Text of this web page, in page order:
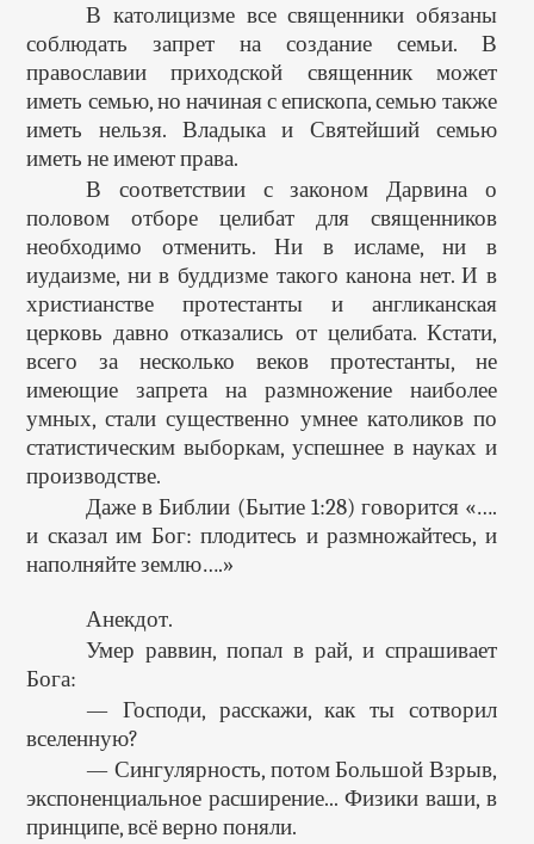
В католицизме все священники обязаны
соблюдать запрет на создание семьи. В
православии приходской священник может
иметь семью, но начиная с епископа, семью также
иметь нельзя. Владыка и Святейший семью
иметь не имеют права.
В соответствии с законом Дарвина о
половом отборе целибат для священников
необходимо отменить. Ни в исламе, ни в
иудаизме, ни в буддизме такого канона нет. И в
христианстве протестанты и англиканская
церковь давно отказались от целибата. Кстати,
всего за несколько веков протестанты, не
имеющие запрета на размножение наиболее
умных, стали существенно умнее католиков по
статистическим выборкам, успешнее в науках и
производстве.
Даже в Библии (Бытие 1:28) говорится «….
и сказал им Бог: плодитесь и размножайтесь, и
наполняйте землю….»
Анекдот.
Умер раввин, попал в рай, и спрашивает
Бога:
— Господи, расскажи, как ты сотворил
вселенную?
— Сингулярность, потом Большой Взрыв,
экспоненциальное расширение... Физики ваши, в
принципе, всё верно поняли.